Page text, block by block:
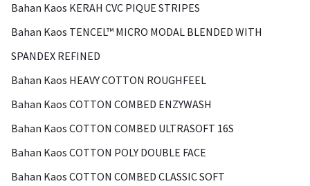
Bahan Kaos KERAH CVC PIQUE STRIPES
Bahan Kaos TENCEL™ MICRO MODAL BLENDED WITH
SPANDEX REFINED
Bahan Kaos HEAVY COTTON ROUGHFEEL
Bahan Kaos COTTON COMBED ENZYWASH
Bahan Kaos COTTON COMBED ULTRASOFT 16S
Bahan Kaos COTTON POLY DOUBLE FACE
Bahan Kaos COTTON COMBED CLASSIC SOFT